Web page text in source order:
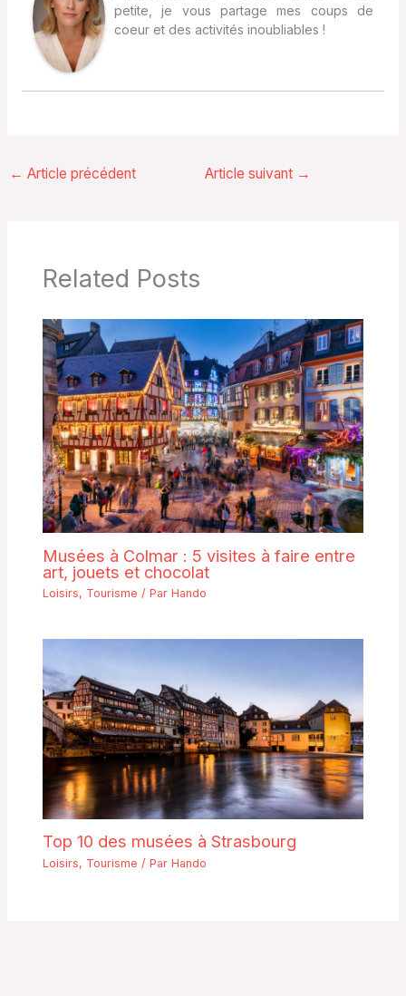
petite, je vous partage mes coups de
coeur et des activités inoubliables !
← Article précédent Article suivant →
Related Posts
Musées à Colmar : 5 visites à faire entre
art, jouets et chocolat
Loisirs, Tourisme / ParHando
Top 10 des musées à Strasbourg
Loisirs, Tourisme / ParHando